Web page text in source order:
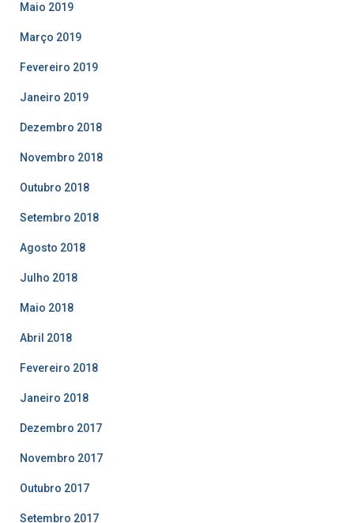
Maio 2019
Março 2019
Fevereiro 2019
Janeiro 2019
Dezembro 2018
Novembro 2018
Outubro 2018
Setembro 2018
Agosto 2018
Julho 2018
Maio 2018
Abril 2018
Fevereiro 2018
Janeiro 2018
Dezembro 2017
Novembro 2017
Outubro 2017
Setembro 2017